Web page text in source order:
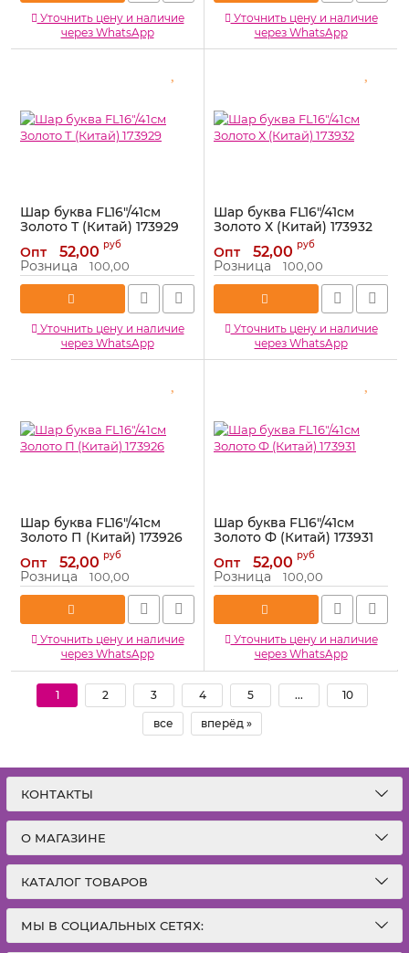
Уточнить цену и наличие
через WhatsApp
Уточнить цену и наличие
через WhatsApp
Шар буква FL16"/41см
Золото Т (Китай) 173929
Артикул: 173929
Опт 52,00 руб
Розница 100,00
Уточнить цену и наличие
через WhatsApp
Шар буква FL16"/41см
Золото Х (Китай) 173932
Артикул: 173932
Опт 52,00 руб
Розница 100,00
Уточнить цену и наличие
через WhatsApp
Шар буква FL16"/41см
Золото П (Китай) 173926
Артикул: 173926
Опт 52,00 руб
Розница 100,00
Уточнить цену и наличие
через WhatsApp
Шар буква FL16"/41см
Золото Ф (Китай) 173931
Артикул: 173931
Опт 52,00 руб
Розница 100,00
Уточнить цену и наличие
через WhatsApp
1 2 3 4 5 ... 10
все вперёд »
КОНТАКТЫ
О МАГАЗИНЕ
КАТАЛОГ ТОВАРОВ
МЫ В СОЦИАЛЬНЫХ СЕТЯХ: